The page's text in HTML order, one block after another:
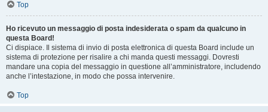
Top
Ho ricevuto un messaggio di posta indesiderata o spam da qualcuno in
questa Board!
Ci dispiace. Il sistema di invio di posta elettronica di questa Board include un
sistema di protezione per risalire a chi manda questi messaggi. Dovresti
mandare una copia del messaggio in questione all’amministratore, includendo
anche l’intestazione, in modo che possa intervenire.
Top